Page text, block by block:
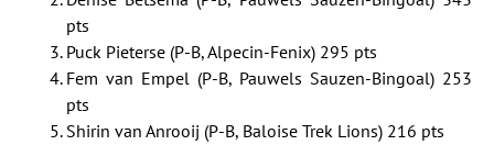
pts
Puck Pieterse (P-B, Alpecin-Fenix) 295 pts
Fem van Empel (P-B, Pauwels Sauzen-Bingoal) 253
pts
Shirin van Anrooij (P-B, Baloise Trek Lions) 216 pts